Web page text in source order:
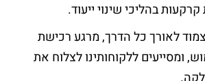
בהליכי שינוי ייעוד.
צמוד לאורך כל הדרך, מרגע רכישת
ומסייעים ללקוחותינו לצלוח את